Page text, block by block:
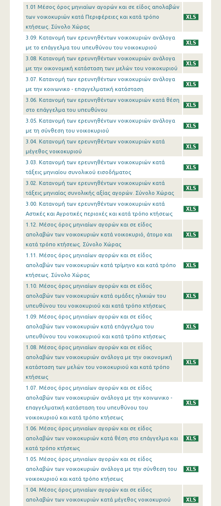
1.01 Μέσος όρος μηνιαίων αγορών και σε είδος απολαβών
των νοικοκυριών κατά Περιφέρειες και κατά τρόπο
κτήσεως. Σύνολο Χώρας
3.09. Κατανομή των ερευνηθέντων νοικοκυριών ανάλογα
με το επάγγελμα του υπευθύνου του νοικοκυριού
3.08. Κατανομή των ερευνηθέντων νοικοκυριών ανάλογα
με την οικονομική κατάσταση των μελών του νοικοκυριού
3.07. Κατανομή των ερευνηθέντων νοικοκυριών ανάλογα
με την κοινωνικο - επαγγελματική κατάσταση
3.06. Κατανομή των ερευνηθέντων νοικοκυριών κατά θέση
στο επάγγελμα του υπευθύνου
3.05. Κατανομή των ερευνηθέντων νοικοκυριών ανάλογα
με τη σύνθεση του νοικοκυριού
3.04. Κατανομή των ερευνηθέντων νοικοκυριών κατά
μέγεθος νοικοκυριού
3.03. Κατανομή των ερευνηθέντων νοικοκυριών κατά
τάξεις μηνιαίου συνολικού εισοδήματος
3.02. Κατανομή των ερευνηθέντων νοικοκυριών κατά
τάξεις μηνιαίας συνολικής αξίας αγορών. Σύνολο Χώρας
3.00. Κατανομή των ερευνηθέντων νοικοκυριών κατά
Αστικές και Αγροτικές περιοχές και κατά τρόπο κτήσεως
1.12. Μέσος όρος μηνιαίων αγορών και σε είδος
απολαβών των νοικοκυριών κατά νοικοκυριό, άτομο και
κατά τρόπο κτήσεως. Σύνολο Χώρας
1.11. Μέσος όρος μηνιαίων αγορών και σε είδος
απολαβών των νοικοκυριών κατά τρίμηνο και κατά τρόπο
κτήσεως. Σύνολο Χώρας
1.10. Μέσος όρος μηνιαίων αγορών και σε είδος
απολαβών των νοικοκυριών κατά ομάδες ηλικιών του
υπευθύνου του νοικοκυριού και κατά τρόπο κτήσεως
1.09. Μέσος όρος μηνιαίων αγορών και σε είδος
απολαβών των νοικοκυριών κατά επάγγελμα του
υπευθύνου του νοικοκυριού και κατά τρόπο κτήσεως
1.08. Μέσος όρος μηνιαίων αγορών και σε είδος
απολαβών των νοικοκυριών ανάλογα με την οικονομική
κατάσταση των μελών του νοικοκυριού και κατά τρόπο
κτήσεως
1.07. Μέσος όρος μηνιαίων αγορών και σε είδος
απολαβών των νοικοκυριών ανάλογα με την κοινωνικο -
επαγγελματική κατάσταση του υπευθύνου του
νοικοκυριού και κατά τρόπο κτήσεως
1.06. Μέσος όρος μηνιαίων αγορών και σε είδος
απολαβών των νοικοκυριών κατά θέση στο επάγγελμα και
κατά τρόπο κτήσεως
1.05. Μέσος όρος μηνιαίων αγορών και σε είδος
απολαβών των νοικοκυριών ανάλογα με την σύνθεση του
νοικοκυριού και κατά τρόπο κτήσεως
1.04. Μέσος όρος μηνιαίων αγορών και σε είδος
απολαβών των νοικοκυριών κατά μέγεθος νοικοκυριού